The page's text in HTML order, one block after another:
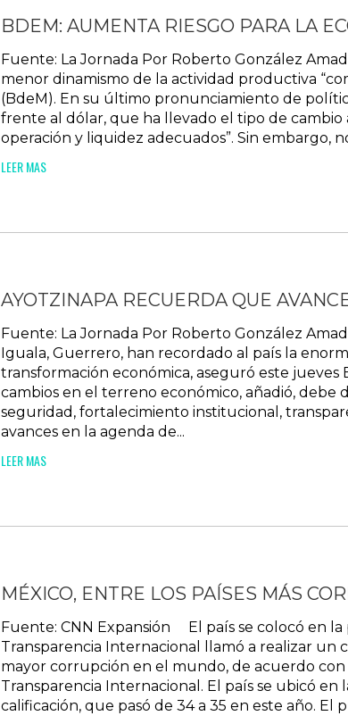
BDEM: AUMENTA RIESGO PARA LA
Fuente: La Jornada Por Roberto González
menor dinamismo de la actividad productiva
(BdeM). En su último pronunciamiento de
frente al dólar, que ha llevado el tipo de cambio
operación y liquidez adecuados”. Sin embargo,
LEER MAS
AYOTZINAPA RECUERDA QUE
Fuente: La Jornada Por Roberto González
Iguala, Guerrero, han recordado al país la
transformación económica, aseguró este
cambios en el terreno económico, añadió, debe
seguridad, fortalecimiento institucional,
avances en la agenda de...
LEER MAS
MÉXICO, ENTRE LOS PAÍSES MÁS
Fuente: CNN Expansión El país se colocó en la
Transparencia Internacional llamó a realizar un
mayor corrupción en el mundo, de acuerdo
Transparencia Internacional. El país se ubicó
calificación, que pasó de 34 a 35 en este año. El